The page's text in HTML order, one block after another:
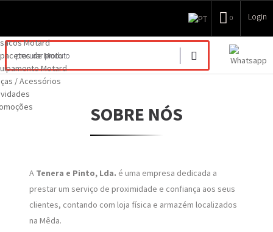
0 Login
Motard
de Moto
Motard
/ Acessórios
SOBRE NÓS
A Tenera e Pinto, Lda. é uma empresa dedicada a
prestar um serviço de proximidade e confiança aos seus
clientes, contando com loja física e armazém localizados
na Mêda.